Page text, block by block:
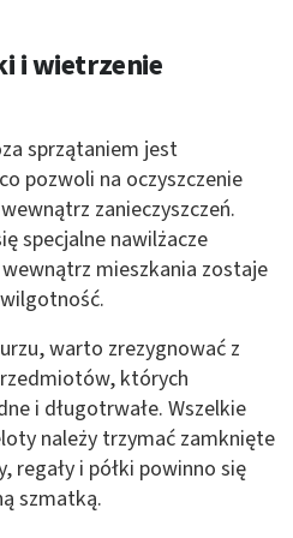
i wietrzenie
sprzątaniem jest
pozwoli na oczyszczenie
zanieczyszczeń.
specjalne nawilżacze
mieszkania zostaje
warto zrezygnować z
których
i długotrwałe. Wszelkie
należy trzymać zamknięte
regały i półki powinno się
szmatką.
źródeł
danych do
geolokalizacyjnych
podstawie